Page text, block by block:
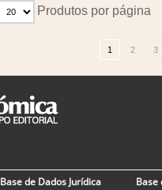
Produtos por página
1 2 3
Base de Dados Jurídica Base